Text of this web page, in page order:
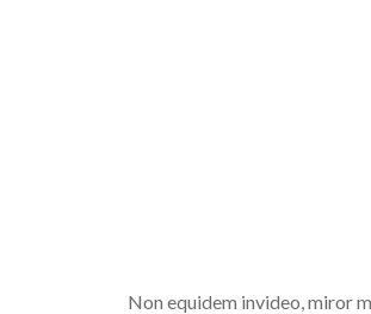
Non equidem invideo, miror